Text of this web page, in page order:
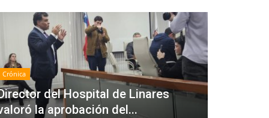
Crónica
del Hospital de Linares
la aprobación del...